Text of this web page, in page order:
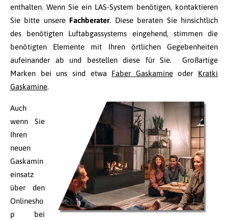
enthalten. Wenn Sie ein LAS-System benötigen, kontaktieren
Sie bitte unsere Fachberater. Diese beraten Sie hinsichtlich
des benötigten Luftabgassystems eingehend, stimmen die
benötigten Elemente mit Ihren örtlichen Gegebenheiten
aufeinander ab und bestellen diese für Sie. Großartige
Marken bei uns sind etwa Faber Gaskamineoder Kratki
Gaskamine.
Auch
wenn Sie
Ihren
neuen
Gaskamin
einsatz
über den
Onlinesho
p bei